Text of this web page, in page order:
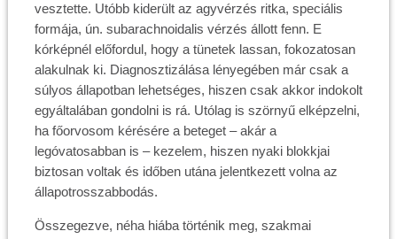
vesztette. Utóbb kiderült az agyvérzés ritka, speciális
formája, ún. subarachnoidalis vérzés állott fenn. E
kórképnél előfordul, hogy a tünetek lassan, fokozatosan
alakulnak ki. Diagnosztizálása lényegében már csak a
súlyos állapotban lehetséges, hiszen csak akkor indokolt
egyáltalában gondolni is rá. Utólag is szörnyű elképzelni,
ha főorvosom kérésére a beteget – akár a
legóvatosabban is – kezelem, hiszen nyaki blokkjai
biztosan voltak és időben utána jelentkezett volna az
állapotrosszabbodás.
Összegezve, néha hiába történik meg, szakmai